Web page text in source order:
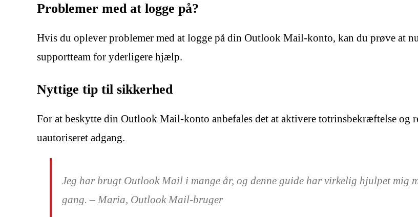
Problemer med at logge på?
Hvis du oplever problemer med at logge på din Outlook Mail-konto, kan du prøve at
supportteam for yderligere hjælp.
Nyttige tip til sikkerhed
For at beskytte din Outlook Mail-konto anbefales det at aktivere totrinsbekræftelse og
uautoriseret adgang.
Jeg har brugt Outlook Mail i mange år, og denne guide har virkelig hjulpet mig
gang. – Maria, Outlook Mail-bruger